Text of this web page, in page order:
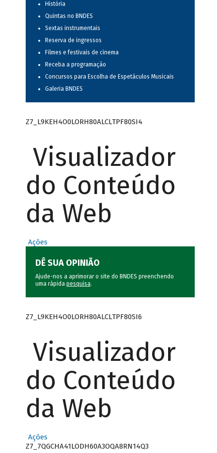
História
Quintas no BNDES
Sextas instrumentais
Reserva de ingressos
Filmes e festivais de cinema
Receba a programação
Concursos para Escolha de Espetáculos Musicais
Galeria BNDES
Z7_L9KEH4O0LORH80ALCLTPF80SI4
Visualizador
do Conteúdo
da Web
Ações
DÊ SUA OPINIÃO
Ajude-nos a aprimorar o site do BNDES preenchendo
uma rápida pesquisa.
Z7_L9KEH4O0LORH80ALCLTPF80SI6
Visualizador
do Conteúdo
da Web
Ações
Z7_7QGCHA41LODH60A3OQA8RN14Q3